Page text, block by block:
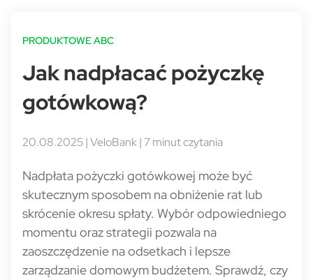
PRODUKTOWE ABC
Jak nadpłacać pożyczkę
gotówkową?
20.08.2025 | VeloBank | 7 minut czytania
Nadpłata pożyczki gotówkowej może być
skutecznym sposobem na obniżenie rat lub
skrócenie okresu spłaty. Wybór odpowiedniego
momentu oraz strategii pozwala na
zaoszczędzenie na odsetkach i lepsze
zarządzanie domowym budżetem. Sprawdź, czy